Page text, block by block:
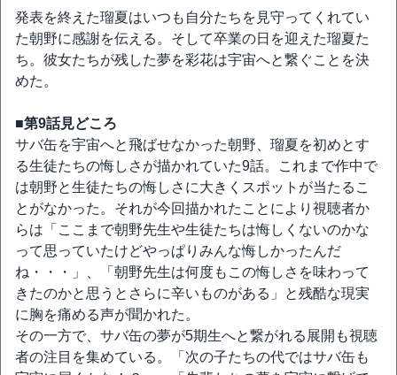
発表を終えた瑠夏はいつも自分たちを見守ってくれてい
た朝野に感謝を伝える。そして卒業の日を迎えた瑠夏た
ち。彼女たちが残した夢を彩花は宇宙へと繋ぐことを決
めた。
■第9話見どころ
サバ缶を宇宙へと飛ばせなかった朝野、瑠夏を初めとす
る生徒たちの悔しさが描かれていた9話。これまで作中で
は朝野と生徒たちの悔しさに大きくスポットが当たるこ
とがなかった。それが今回描かれたことにより視聴者か
らは「ここまで朝野先生や生徒たちは悔しくないのかな
って思っていたけどやっぱりみんな悔しかったんだ
ね・・・」、「朝野先生は何度もこの悔しさを味わって
きたのかと思うとさらに辛いものがある」と残酷な現実
に胸を痛める声が聞かれた。
その一方で、サバ缶の夢が5期生へと繋がれる展開も視聴
者の注目を集めている。「次の子たちの代ではサバ缶も